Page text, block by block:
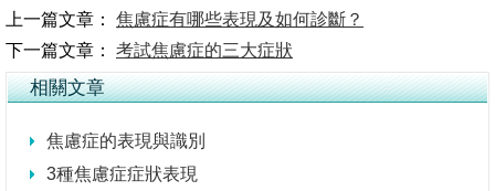
上一篇文章： 焦慮症有哪些表現及如何診斷？
下一篇文章： 考試焦慮症的三大症狀
相關文章
焦慮症的表現與識別
3種焦慮症症狀表現